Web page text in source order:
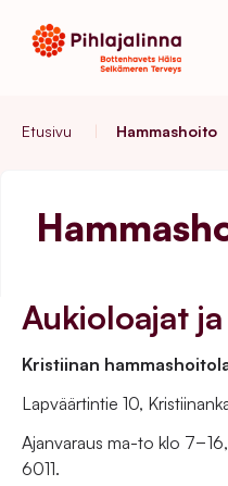
Etusivu Hammashoito
Aukioloajat
Kristiinan
Lapväärtintie 10,
Ajanvaraus ma-to klo
6011.